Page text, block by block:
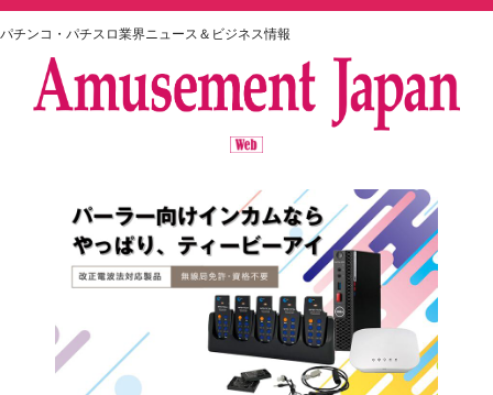
パチンコ・パチスロ業界ニュース＆ビジネス情報